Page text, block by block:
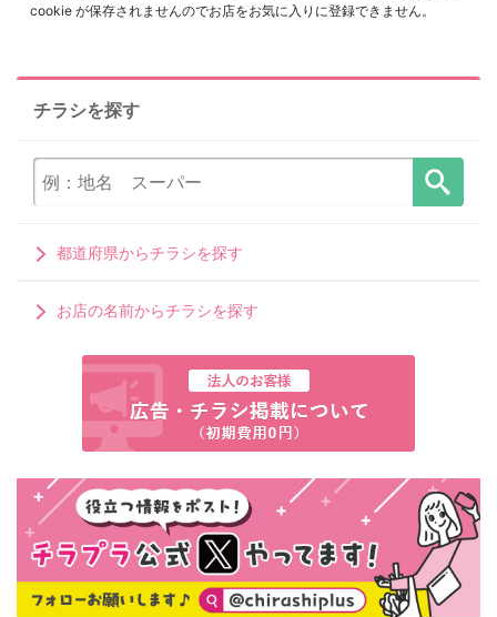
cookie が保存されませんのでお店をお気に入りに登録できません。
チラシを探す
都道府県からチラシを探す
お店の名前からチラシを探す